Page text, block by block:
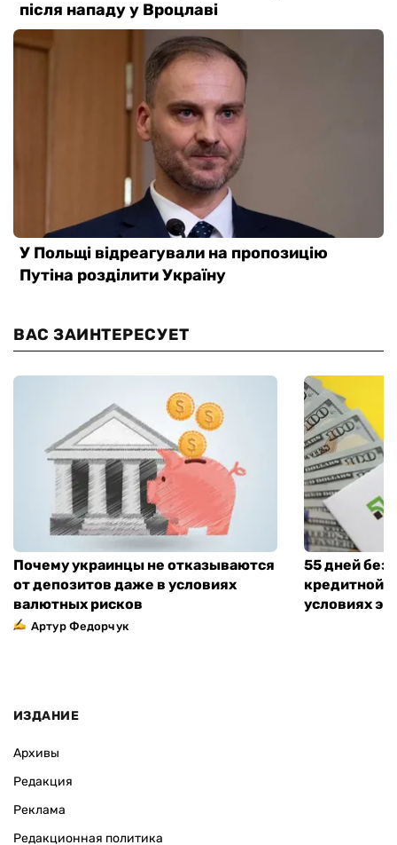
ВАС ЗАИНТЕРЕСУЕТ
Почему украинцы не отказываются
от депозитов даже в условиях
валютных рисков
Артур Федорчук
55 дней без
кредитной
условиях
ИЗДАНИЕ
Архивы
Редакция
Реклама
Редакционная политика